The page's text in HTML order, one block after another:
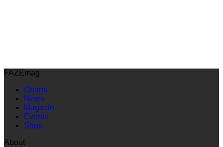
FAZEmag
Charts
News
Magazin
Events
Shop
About